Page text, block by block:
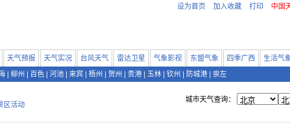
设为首页 加入收藏 打印 中国
天气预报 天气实况 台风天气 雷达卫星 气象影视 东盟气象 四季广西 生活气
柳州 百色 河池 来宾 梧州 贺州 贵港 玉林 钦州 防城港 崇左
区活动
城市天气查询：